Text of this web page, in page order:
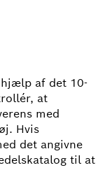
af det 10-
at
med
Hvis
det angivne
til at